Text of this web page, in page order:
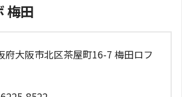
梅田
府大阪市北区茶屋町16-7 梅田ロフ